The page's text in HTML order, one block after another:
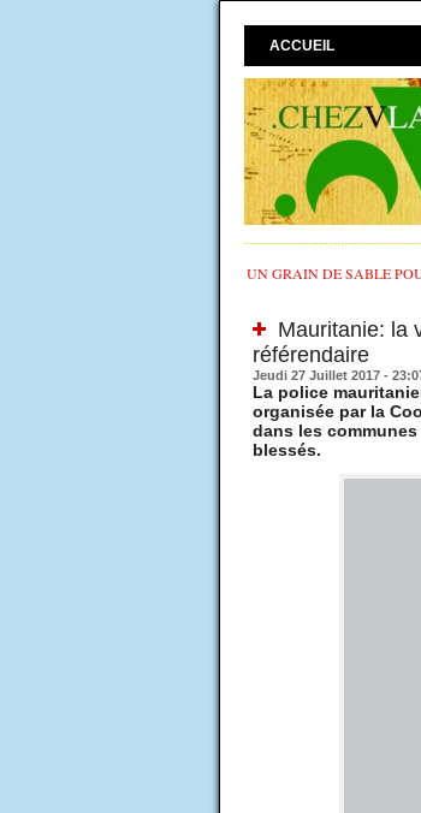
ACCUEIL
UN GRAIN DE SABLE
Mauritanie: la
référendaire
Jeudi 27 Juillet 2017 -
La police
organisée par la
dans les
blessés.